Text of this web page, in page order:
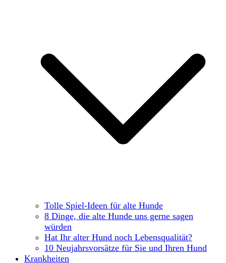
Tolle Spiel-Ideen für alte Hunde
8 Dinge, die alte Hunde uns gerne sagen
würden
Hat Ihr alter Hund noch Lebensqualität?
10 Neujahrsvorsätze für Sie und Ihren Hund
Krankheiten